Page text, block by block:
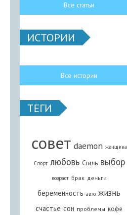
Все статьи
ИСТОРИИ
Все истории
ТЕГИ
совет daemon женщина
Спорт любовь Стиль выбор
возраст брак деньги
беременность авто жизнь
счастье сон проблемы кофе